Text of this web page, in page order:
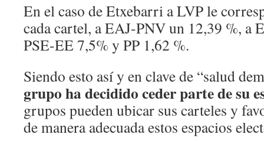
En el caso de Etxebarri a LVP le
cada cartel, a EAJ-PNV un 12,39 %, a
PSE-EE 7,5% y PP 1,62 %.
Siendo esto así y en clave de “salud
grupo ha decidido ceder parte de su
grupos pueden ubicar sus carteles y
de manera adecuada estos espacios